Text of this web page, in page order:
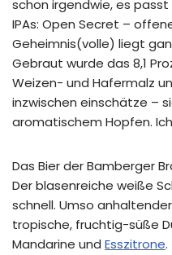
schon irgendwie, es
IPAs: Open Secret –
Geheimnis(volle) liegt
Gebraut wurde das 8,1
Weizen- und Hafermalz
inzwischen einschätze –
aromatischem Hopfen.
Das Bier der Bamberger
Der blasenreiche weiße
schnell. Umso
tropische, fruchtig-süße
Mandarine und Esszitrone.